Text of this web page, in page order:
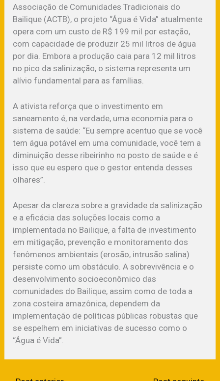
Associação de Comunidades Tradicionais do
Bailique (ACTB), o projeto “Água é Vida” atualmente
opera com um custo de R$ 199 mil por estação,
com capacidade de produzir 25 mil litros de água
por dia. Embora a produção caia para 12 mil litros
no pico da salinização, o sistema representa um
alívio fundamental para as famílias.
A ativista reforça que o investimento em
saneamento é, na verdade, uma economia para o
sistema de saúde: “Eu sempre acentuo que se você
tem água potável em uma comunidade, você tem a
diminuição desse ribeirinho no posto de saúde e é
isso que eu espero que o gestor entenda desses
olhares”.
Apesar da clareza sobre a gravidade da salinização
e a eficácia das soluções locais como a
implementada no Bailique, a falta de investimento
em mitigação, prevenção e monitoramento dos
fenômenos ambientais (erosão, intrusão salina)
persiste como um obstáculo. A sobrevivência e o
desenvolvimento socioeconômico das
comunidades do Bailique, assim como de toda a
zona costeira amazônica, dependem da
implementação de políticas públicas robustas que
se espelhem em iniciativas de sucesso como o
“Água é Vida”.